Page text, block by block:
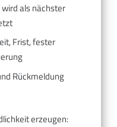
als nächster
Frist, fester
Rückmeldung
erzeugen: